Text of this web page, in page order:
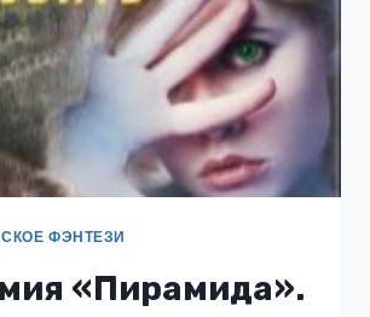
ФЭНТЕЗИ
«Пирамида».